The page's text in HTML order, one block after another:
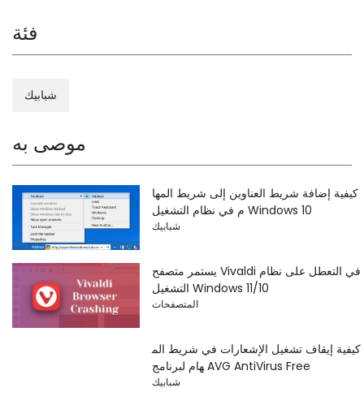
فئة
شبابيك
موصى به
كيفية إضافة شريط العناوين إلى شريط المها
م في نظام التشغيل Windows 10
شبابيك
يستمر متصفح Vivaldi في التعطل على نظام
التشغيل Windows 11/10
المتصفحات
كيفية إيقاف تشغيل الإشعارات في شريط الم
هام لبرنامج AVG AntiVirus Free
شبابيك